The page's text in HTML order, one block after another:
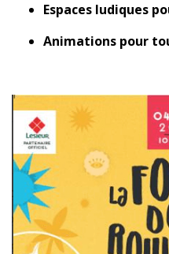
Espaces ludiques
Animations pour